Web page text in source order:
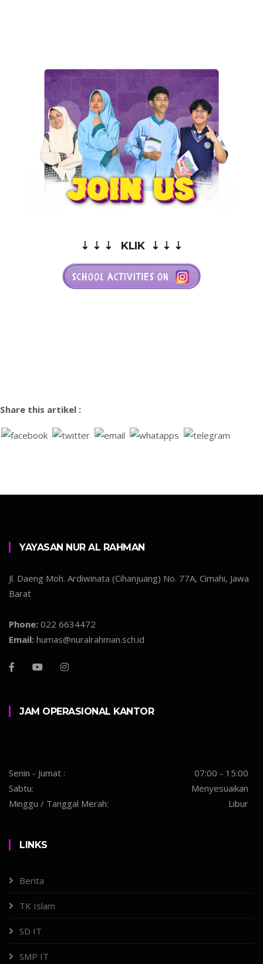
⇣ ⇣ ⇣ KLIK ⇣ ⇣ ⇣
Share this artikel :
YAYASAN NUR AL RAHMAN
Jl. Daeng Moh. Ardiwinata (Cihanjuang) No. 77A, Cimahi, Jawa
Barat
Phone: 022 6634472
Email: humas@nuralrahman.sch.id
JAM OPERASIONAL KANTOR
Senin - Jumat :
07:00 - 15:00
Sabtu:
Menyesuaikan
Minggu / Tanggal Merah:
Libur
LINKS
Berita
TK Islam
SD IT
SMP IT